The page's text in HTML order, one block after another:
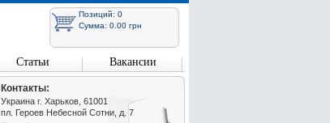
Контакты:
Украина г. Харьков, 61001
пл. Героев Небесной Сотни, д. 7
Позиций: 0
Сумма: 0.00 грн
Статьи Вакансии